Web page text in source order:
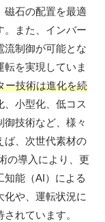
磁石の配置を最適
。また、インバー
流制御が可能とな
転を実現していま
ー技術は進化を続
、小型化、低コス
御技術など、様々
ば、次世代素材の
の導入により、更
知能（AI）による
化や、運転状況に
れています。